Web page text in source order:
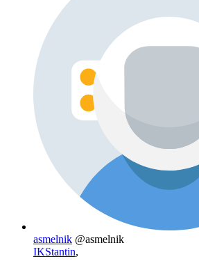
asmelnik @asmelnik
IKStantin,